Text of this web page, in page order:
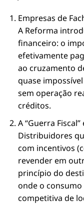
Empresas de
A Reforma
financeiro: o
efetivamente
ao cruzamento
quase
sem operação
créditos.
A “Guerra
Distribuidores
com incentivos
revender em
princípio do
onde o
competitiva de